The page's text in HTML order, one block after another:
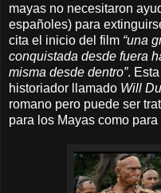
mayas no necesitaron
españoles) para
cita el inicio del film “una
conquistada desde fuera
misma desde dentro”.
historiador llamado Will
romano pero puede ser
para los Mayas como